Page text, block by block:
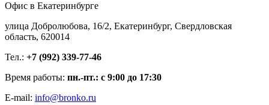
Офис в Екатеринбурге
улица Добролюбова, 16/2, Екатеринбург, Свердловская
область, 620014
Тел.: +7 (992) 339-77-46
Время работы: пн.-пт.: с 9:00 до 17:30
E-mail: info@bronko.ru